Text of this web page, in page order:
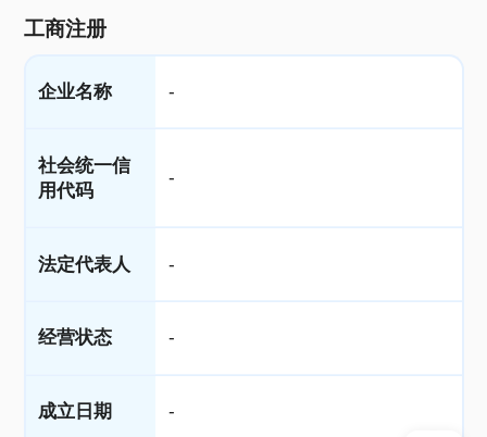
工商注册
企业名称 -
社会统一信
用代码
-
法定代表人 -
经营状态 -
成立日期 -